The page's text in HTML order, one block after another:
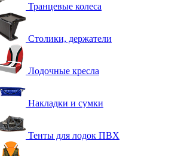
Транцевые колеса
Столики, держатели
Лодочные кресла
Накладки и сумки
Тенты для лодок ПВХ